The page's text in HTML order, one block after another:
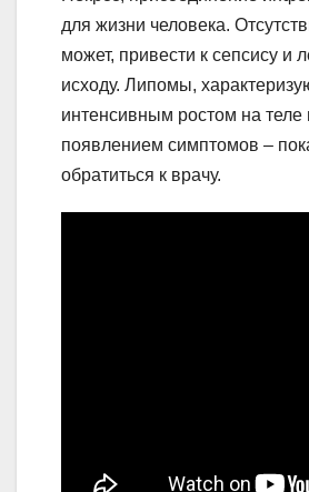
для жизни человека.
может, привести к сепсису и
исходу. Липомы,
интенсивным ростом на теле
появлением симптомов –
обратиться к врачу.